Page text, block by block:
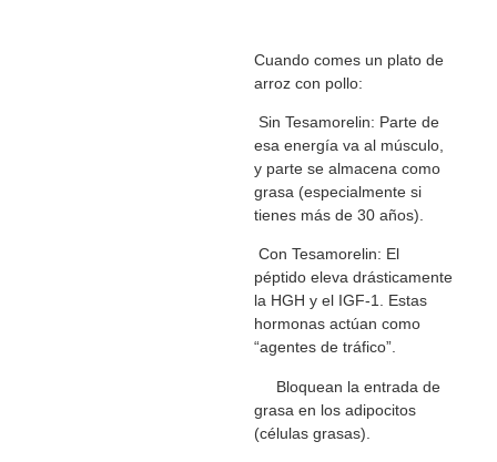
Cuando comes un plato de
arroz con pollo:
Sin Tesamorelin: Parte de
esa energía va al músculo,
y parte se almacena como
grasa (especialmente si
tienes más de 30 años).
Con Tesamorelin: El
péptido eleva drásticamente
la HGH y el IGF-1. Estas
hormonas actúan como
“agentes de tráfico”.
Bloquean la entrada de
grasa en los adipocitos
(células grasas).